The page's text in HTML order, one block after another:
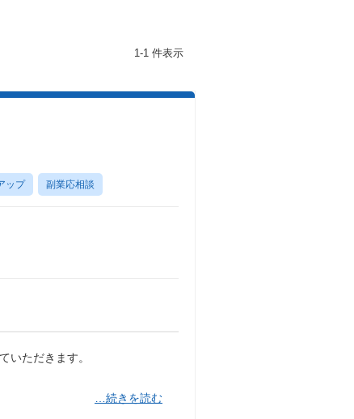
1-1 件表示
ップ 副業応相談
いただきます。
…続きを読む